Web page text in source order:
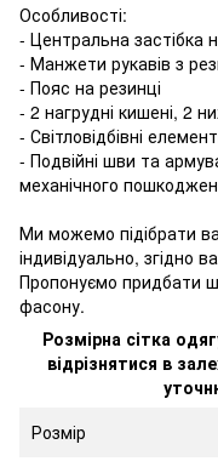
Особливості:
- Центральна застібка
- Манжети рукавів з
- Пояс на резинці
- 2 нагрудні кишені, 2
- Світловідбівні
- Подвійні шви та
механічного
Ми можемо підібрати
індивідуально, згідно
Пропонуємо придбати
фасону.
Розмірна сітка
відрізнятися в
Розмір